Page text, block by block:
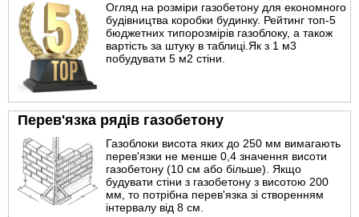
Огляд на розміри газобетону для економного
будівництва коробки будинку. Рейтинг топ-5
бюджетних типорозмірів газоблоку, а також
вартість за штуку в таблиці.Як з 1 м3
побудувати 5 м2 стіни.
Перев'язка рядів газобетону
Газоблоки висота яких до 250 мм вимагають
перев'язки не менше 0,4 значення висоти
газобетону (10 см або більше). Якщо
будувати стіни з газобетону з висотою 200
мм, то потрібна перев'язка зі створенням
інтервалу від 8 см.